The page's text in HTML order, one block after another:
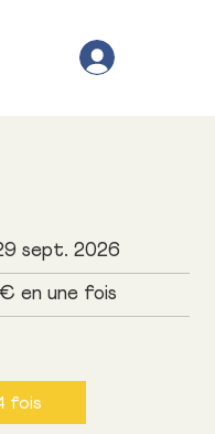
sept. 2026
en une fois
fois